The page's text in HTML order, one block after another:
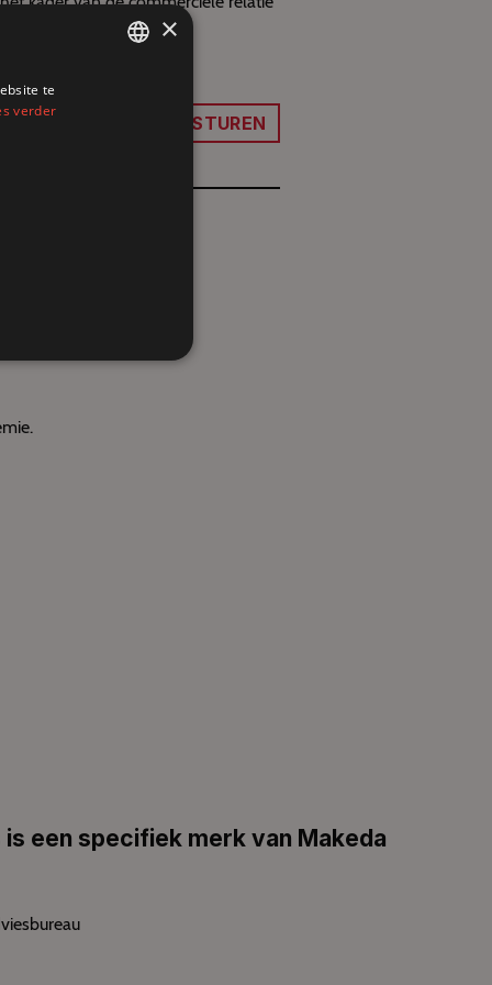
STUREN
een specifiek merk van Makeda
×
te
verder